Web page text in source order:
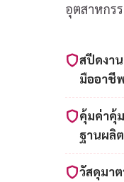
อุตสาหกร
สปีดงา
มืออาชี
คุ้มค่าคุ้ม
ฐานผลิ
วัสดุมา